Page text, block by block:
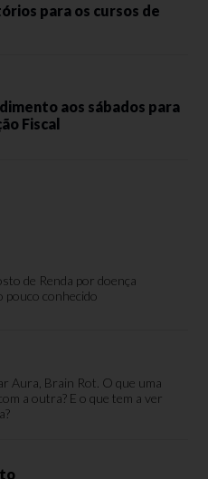
para os cursos de
aos sábados para
Fiscal
de Renda por doença
pouco conhecido
Aura, Brain Rot. O que uma
a outra? E o que tem a ver